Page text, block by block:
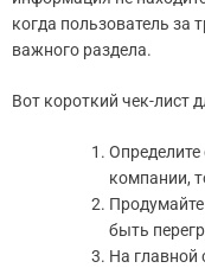
когда пользователь за
важного раздела.
Вот короткий чек-лист
компании,
быть
На главной